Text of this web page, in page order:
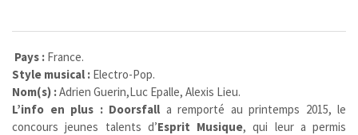
Pays : France.
Style musical : Electro-Pop.
Nom(s) :Adrien Guerin,Luc Epalle, Alexis Lieu.
L’info en plus : Doorsfall a remporté au printemps 2015, le
concours jeunes talents d’Esprit Musique, qui leur a permis